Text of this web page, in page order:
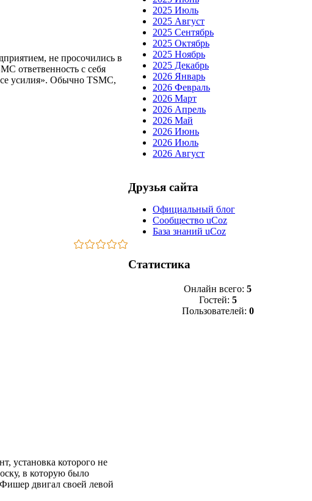
не просочились в
ответвенность с себя
усилия». Обычно TSMC,
установка которого не
в которую было
двигал своей левой
2025 Июль
2025 Август
2025 Сентябрь
2025 Октябрь
2025 Ноябрь
2025 Декабрь
2026 Январь
2026 Февраль
2026 Март
2026 Апрель
2026 Май
2026 Июнь
2026 Июль
2026 Август
Друзья сайта
Официальный блог
Сообщество uCoz
База знаний uCoz
Статистика
Онлайн всего: 5
Гостей: 5
Пользователей: 0